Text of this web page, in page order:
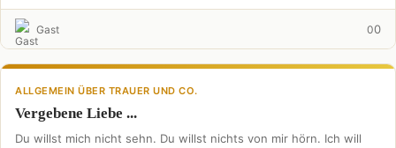
Gast 00
ALLGEMEIN ÜBER TRAUER UND CO.
Vergebene Liebe ...
Du willst mich nicht sehn. Du willst nichts von mir hörn. Ich will